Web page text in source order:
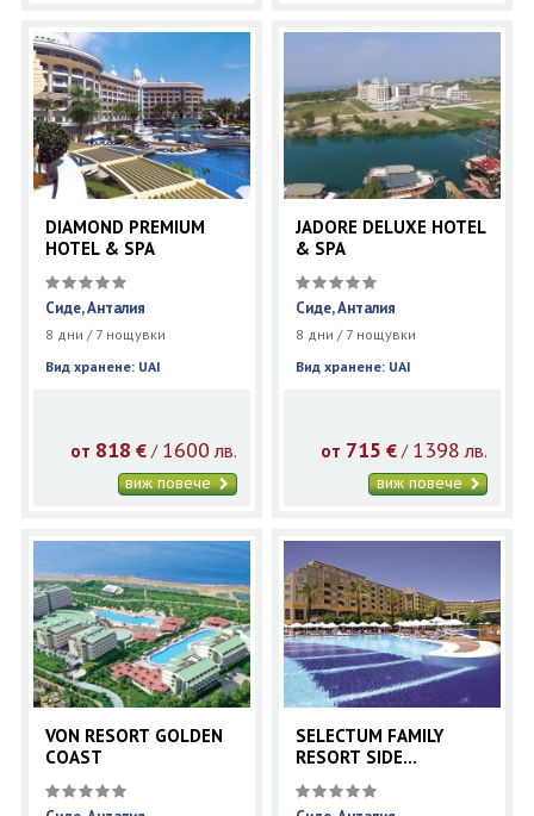
DIAMOND PREMIUM
HOTEL & SPA
Сиде, Анталия
8 дни / 7 нощувки
Вид хранене: UAI
от 818 €/ 1600 лв.
виж повече
JADORE DELUXE HOTEL
& SPA
Сиде, Анталия
8 дни / 7 нощувки
Вид хранене: UAI
от 715 € / 1398 лв.
виж повече
VON RESORT GOLDEN
COAST
SELECTUM FAMILY
RESORT SIDE
RESORT)